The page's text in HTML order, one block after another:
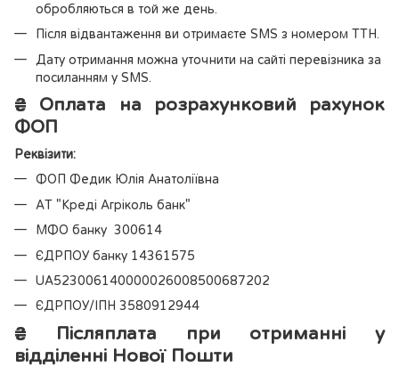
обробляються в той же день.
Після відвантаження ви отримаєте SMS з номером ТТН.
Дату отримання можна уточнити на сайті перевізника за
посиланням у SMS.
₴ Оплата на розрахунковий рахунок
ФОП
Реквізити:
ФОП Федик Юлія Анатоліївна
АТ "Креді Агріколь банк"
МФО банку 300614
ЄДРПОУ банку 14361575
UA523006140000026008500687202
ЄДРПОУ/ІПН 3580912944
₴ Післяплата при отриманні у
відділенні Нової Пошти